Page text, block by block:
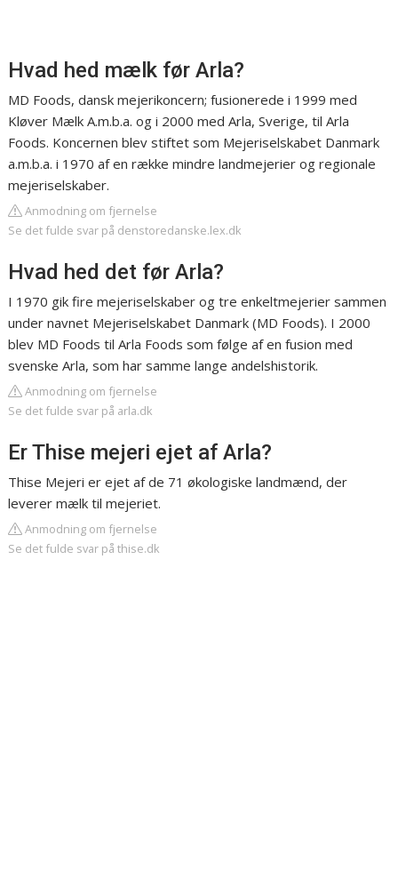
Hvad hed mælk før Arla?
MD Foods, dansk mejerikoncern; fusionerede i 1999 med
Kløver Mælk A.m.b.a. og i 2000 med Arla, Sverige, til Arla
Foods. Koncernen blev stiftet som Mejeriselskabet Danmark
a.m.b.a. i 1970 af en række mindre landmejerier og regionale
mejeriselskaber.
Anmodning om fjernelse
Se det fulde svar på denstoredanske.lex.dk
Hvad hed det før Arla?
I 1970 gik fire mejeriselskaber og tre enkeltmejerier sammen
under navnet Mejeriselskabet Danmark (MD Foods). I 2000
blev MD Foods til Arla Foods som følge af en fusion med
svenske Arla, som har samme lange andelshistorik.
Anmodning om fjernelse
Se det fulde svar på arla.dk
Er Thise mejeri ejet af Arla?
Thise Mejeri er ejet af de 71 økologiske landmænd, der
leverer mælk til mejeriet.
Anmodning om fjernelse
Se det fulde svar på thise.dk